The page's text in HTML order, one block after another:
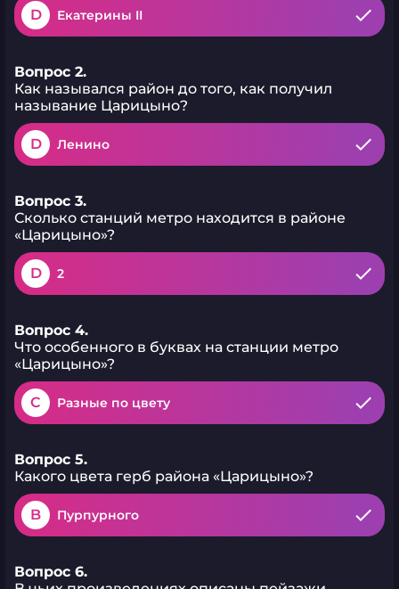
D Екатерины II
Вопрос 2.
Как назывался район до того, как получил
называние Царицыно?
D Ленино
Вопрос 3.
Сколько станций метро находится в районе
«Царицыно»?
D 2
Вопрос 4.
Что особенного в буквах на станции метро
«Царицыно»?
C Разные по цвету
Вопрос 5.
Какого цвета герб района «Царицыно»?
B Пурпурного
Вопрос 6.